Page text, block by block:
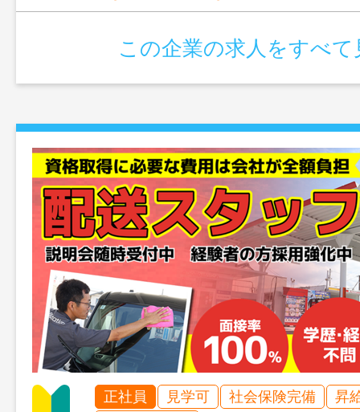
この企業の求人をすべて
正社員 見学可 社会保険完備
昇